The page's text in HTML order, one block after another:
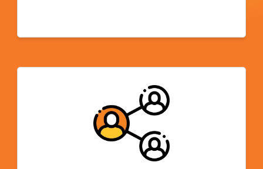
600개 이상의 ELS 파트너 학교 중 한 곳의 학